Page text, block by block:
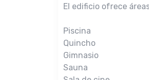
El edificio ofrece
Piscina
Quincho
Gimnasio
Sauna